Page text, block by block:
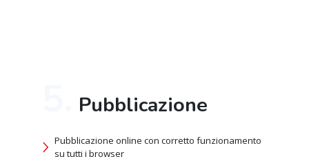
Pubblicazione
Pubblicazione online con corretto funzionamento
su tutti i browser